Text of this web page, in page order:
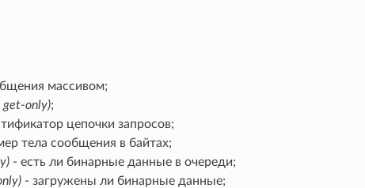
массивом;
get-only);
цепочки запросов;
тела сообщения в байтах;
- есть ли бинарные данные в очереди;
- загружены ли бинарные данные;